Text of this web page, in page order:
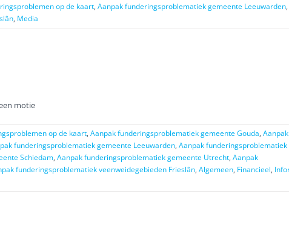
op de kaart, Aanpak funderingsproblematiek gemeente Leeuwarden,
, Media
motie
op de kaart, Aanpak funderingsproblematiek gemeente Gouda, Aanpak
funderingsproblematiek gemeente Leeuwarden, Aanpak
Schiedam, Aanpak funderingsproblematiek gemeente Utrecht, Aanpak
funderingsproblematiek veenweidegebieden Frieslân, Algemeen, Financieel,